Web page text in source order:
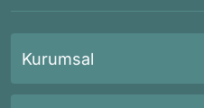
Kurumsal